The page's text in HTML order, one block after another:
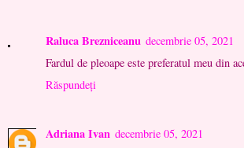
Raluca Brezniceanu decembrie 05, 2021
Fardul de pleoape este preferatul meu din
Răspundeți
Adriana Ivan decembrie 05, 2021